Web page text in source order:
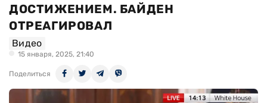
ДОСТИЖЕНИЕМ. БАЙДЕН
ОТРЕАГИРОВАЛ
Видео
15 января, 2025, 21:40
Поделиться